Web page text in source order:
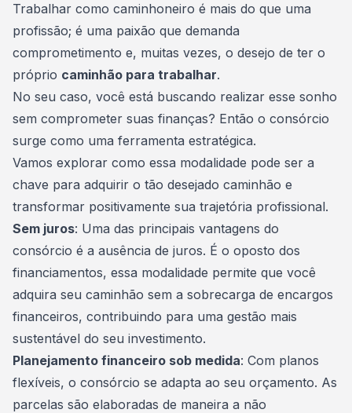
Trabalhar como caminhoneiro é mais do que uma
profissão; é uma paixão que demanda
comprometimento e, muitas vezes, o desejo de ter o
próprio caminhão para trabalhar.
No seu caso, você está buscando realizar esse sonho
sem comprometer suas finanças? Então o consórcio
surge como uma ferramenta estratégica.
Vamos explorar como essa modalidade pode ser a
chave para adquirir o tão desejado caminhão e
transformar positivamente sua trajetória profissional.
Sem juros: Uma das principais vantagens do
consórcio é a ausência de juros. É o oposto dos
financiamentos, essa modalidade permite que você
adquira seu caminhão sem a sobrecarga de encargos
financeiros, contribuindo para uma gestão mais
sustentável do seu investimento.
Planejamento financeiro sob medida: Com planos
flexíveis, o consórcio se adapta ao seu orçamento. As
parcelas são elaboradas de maneira a não